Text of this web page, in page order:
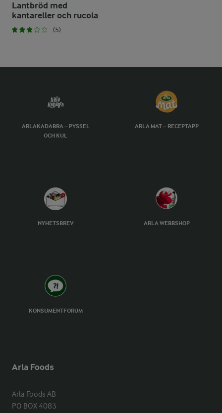
Lantbröd med
kantareller och rucola
(5)
ARLAKADABRA – PYSSEL
OCH KUL
ARLA MAT – RECEPTAPP
NYHETSBREV ARLA WEBBSHOP
KONSUMENTFORUM
Arla Foods
Arla Foods AB
PO BOX 4083